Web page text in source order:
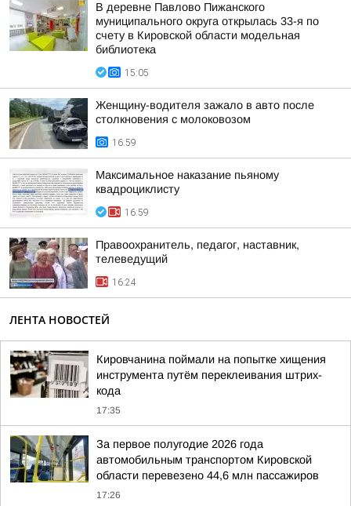
В деревне Павлово Пижанского
муниципального округа открылась 33-я по
счету в Кировской области модельная
библиотека
15:05
Женщину-водителя зажало в авто после
столкновения с молоковозом
16:59
Максимальное наказание пьяному
квадроциклисту
16:59
Правоохранитель, педагог, наставник,
телеведущий
16:24
ЛЕНТА НОВОСТЕЙ
Кировчанина поймали на попытке хищения
инструмента путём переклеивания штрих-
кода
17:35
За первое полугодие 2026 года
автомобильным транспортом Кировской
области перевезено 44,6 млн пассажиров
17:26